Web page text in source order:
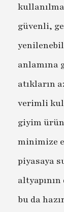
güvenli,
anlamına
atıkların
verimli
giyim
minimize
piyasaya
bu da